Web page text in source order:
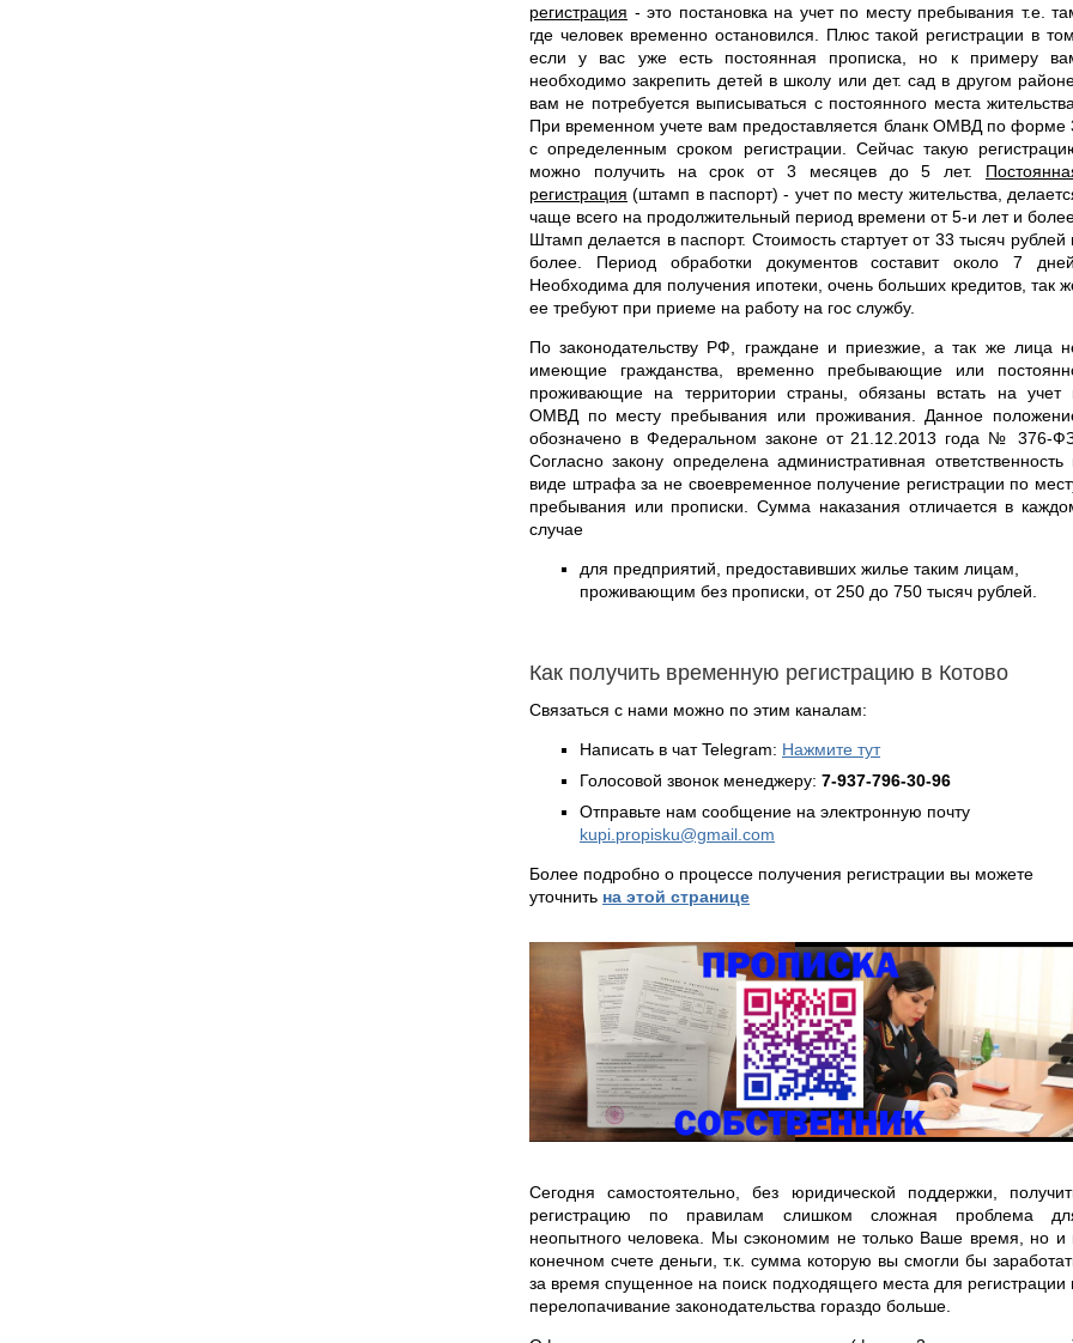
регистрация - это постановка на учет по месту пребывания т.е.
где человек временно остановился. Плюс такой регистрации в том,
если у вас уже есть постоянная прописка, но к примеру
необходимо закрепить детей в школу или дет. сад в другом
вам не потребуется выписываться с постоянного места жительства.
При временном учете вам предоставляется бланк ОМВД по форме
с определенным сроком регистрации. Сейчас такую
можно получить на срок от 3 месяцев до 5 лет.
регистрация (штамп в паспорт) - учет по месту жительства,
чаще всего на продолжительный период времени от 5-и лет и
Штамп делается в паспорт. Стоимость стартует от 33 тысяч рублей
более. Период обработки документов составит около 7 дней.
Необходима для получения ипотеки, очень больших кредитов, так
ее требуют при приеме на работу на гос службу.
По законодательству РФ, граждане и приезжие, а так же лица
имеющие гражданства, временно пребывающие или
проживающие на территории страны, обязаны встать на учет
ОМВД по месту пребывания или проживания. Данное
обозначено в Федеральном законе от 21.12.2013 года № 376-
Согласно закону определена административная ответственность
виде штрафа за не своевременное получение регистрации по
пребывания или прописки. Сумма наказания отличается в
случае
для предприятий, предоставивших жилье таким лицам,
проживающим без прописки, от 250 до 750 тысяч рублей.
Как получить временную регистрацию в Котово
Связаться с нами можно по этим каналам:
Написать в чат Telegram: Нажмите тут
Голосовой звонок менеджеру: 7-937-796-30-96
Отправьте нам сообщение на электронную почту
kupi.propisku@gmail.com
Более подробно о процессе получения регистрации вы можете
уточнить на этой странице
Сегодня самостоятельно, без юридической поддержки,
регистрацию по правилам слишком сложная проблема
неопытного человека. Мы сэкономим не только Ваше время, но и
конечном счете деньги, т.к. сумма которую вы смогли бы
за время спущенное на поиск подходящего места для регистрации
перелопачивание законодательства гораздо больше.